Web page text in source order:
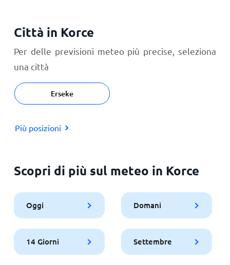
Città in Korce
Per delle previsioni meteo più precise, seleziona
una città
Erseke
Più posizioni
Scopri di più sul meteo in Korce
Oggi Domani
14 Giorni Settembre